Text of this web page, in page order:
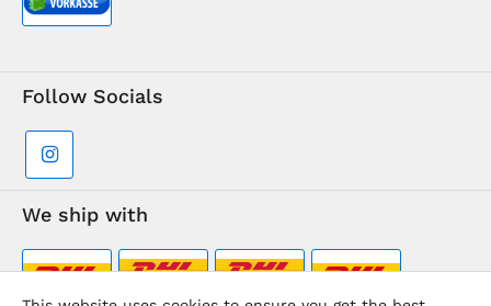
Follow Socials
We ship with